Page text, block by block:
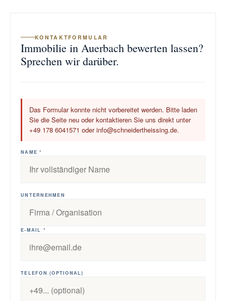
KONTAKTFORMULAR
Immobilie in Auerbach bewerten lassen?
Sprechen wir darüber.
Das Formular konnte nicht vorbereitet werden. Bitte laden
Sie die Seite neu oder kontaktieren Sie uns direkt unter
+49 178 6041571 oder info@schneidertheissing.de.
NAME *
UNTERNEHMEN
E-MAIL *
TELEFON (OPTIONAL)